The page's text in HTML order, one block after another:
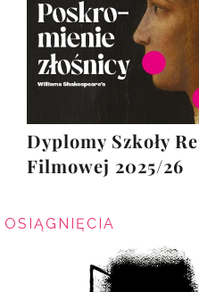
Dyplomy Szkoły
Filmowej 2025/26
OSIĄGNIĘCIA